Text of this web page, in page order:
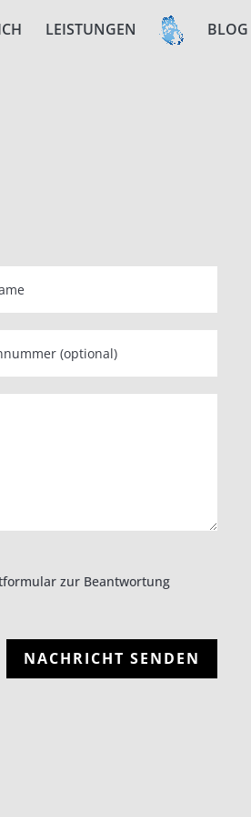
LEISTUNGEN BLOG
zur Beantwortung
NACHRICHT SENDEN